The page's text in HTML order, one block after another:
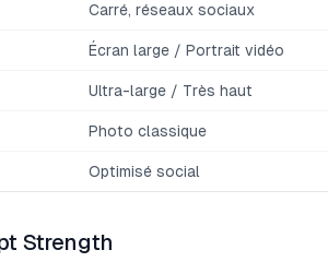
Carré, réseaux sociaux
Écran large / Portrait vidéo
Ultra-large / Très haut
Photo classique
Optimisé social
Strength